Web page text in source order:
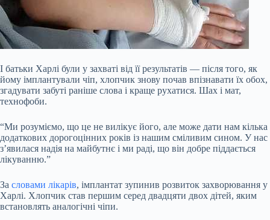
І батьки Харлі були у захваті від її результатів — після того, як
йому імплантували чіп, хлопчик знову почав впізнавати їх обох,
згадувати забуті раніше слова і краще рухатися. Шах і мат,
технофоби.
“Ми розуміємо, що це не вилікує його, але може дати нам кілька
додаткових дорогоцінних років із нашим сміливим сином. У нас
з’явилася надія на майбутнє і ми раді, що він добре піддається
лікуванню.”
За словами лікарів, імплантат зупинив розвиток захворювання у
Харлі. Хлопчик став першим серед двадцяти двох дітей, яким
встановлять аналогічні чіпи.